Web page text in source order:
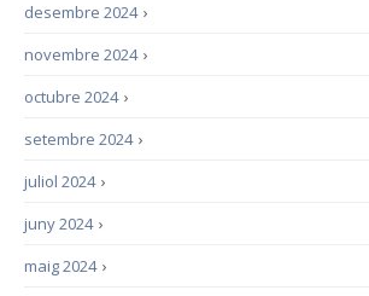
›
desembre 2024
›
novembre 2024
›
octubre 2024
›
setembre 2024
›
juliol 2024
›
juny 2024
›
maig 2024